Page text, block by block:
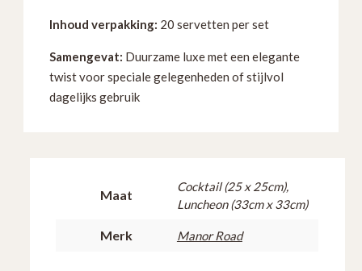
Inhoud verpakking: 20 servetten per set
Samengevat: Duurzame luxe met een elegante
twist voor speciale gelegenheden of stijlvol
dagelijks gebruik
Maat
Cocktail (25 x 25cm),
Luncheon (33cm x 33cm)
Merk Manor Road